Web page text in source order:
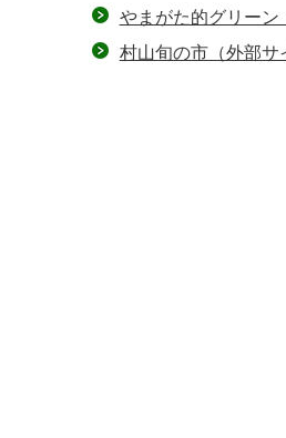
やまがた的グリーン
村山旬の市（外部サ